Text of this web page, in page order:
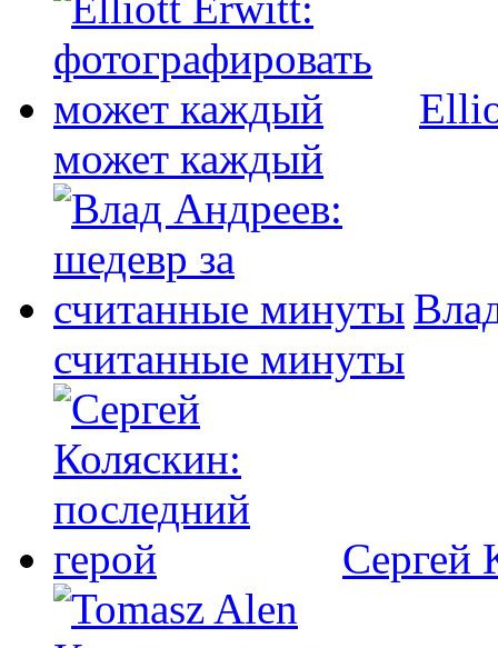
может каждый
считанные минуты
Сергей